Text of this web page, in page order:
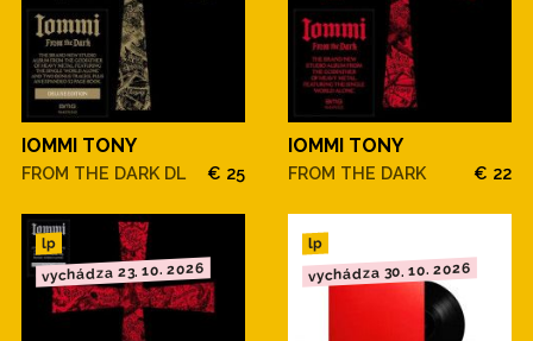
IOMMI TONY
FROM THE DARK DL € 25
IOMMI TONY
FROM THE DARK € 22
lp
vychádza 23. 10. 2026
lp
vychádza 30. 10. 2026